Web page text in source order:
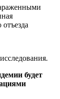
будет